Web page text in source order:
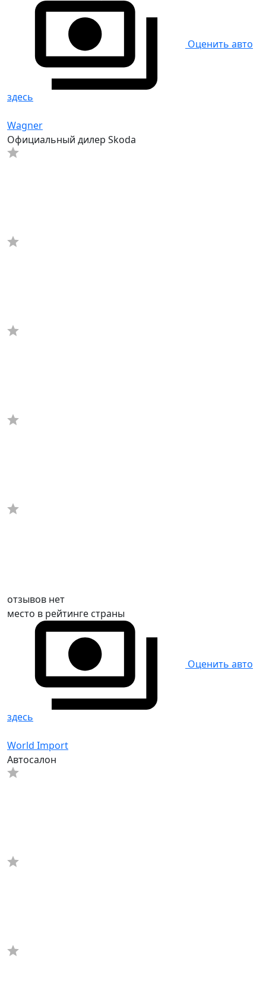
Оценить авто
здесь
Wagner
Официальный дилер Skoda
отзывов нет
место в рейтинге страны
Оценить авто
здесь
World Import
Автосалон